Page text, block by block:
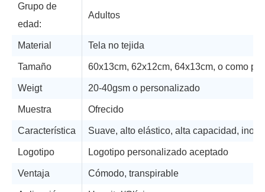
Grupo de
edad:
Adultos
Material Tela no tejida
Tamaño 60x13cm, 62x12cm, 64x13cm, o como
Weigt 20-40gsm o personalizado
Muestra Ofrecido
Característica Suave, alto elástico, alta capacidad,
Logotipo Logotipo personalizado aceptado
Ventaja Cómodo, transpirable